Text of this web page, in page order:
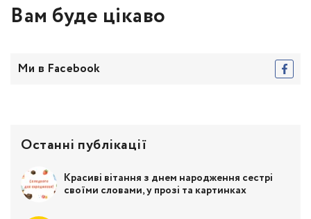
Вам буде цікаво
Ми в Facebook
Останні публікації
Красиві вітання з днем народження сестрі
своїми словами, у прозі та картинках